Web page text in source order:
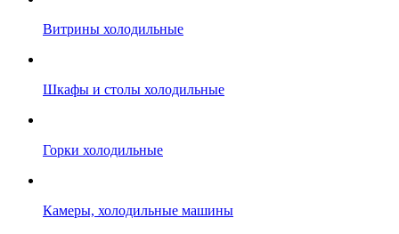
Витрины холодильные
Шкафы и столы холодильные
Горки холодильные
Камеры, холодильные машины